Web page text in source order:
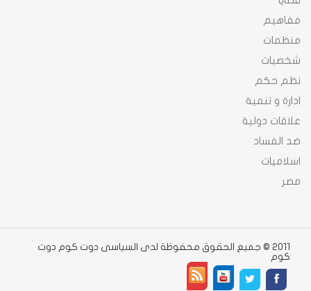
مفاهيم
منظمات
شخصيات
نظم حكم
ادارة و تنمية
علاقات دولية
ضد الفساد
اسلاميات
مصر
2011 © جميع الحقوق محفوظة لدى السياسى دوت كوم دوت
كوم